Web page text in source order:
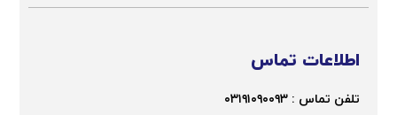
اطلاعات تماس
تلفن تماس :۰۳۱۹۱۰۹۰۰۹۳